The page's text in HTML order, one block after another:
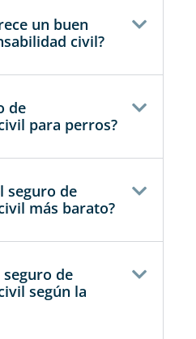
un buen
civil?
de
para perros?
seguro de
más barato?
seguro de
según la